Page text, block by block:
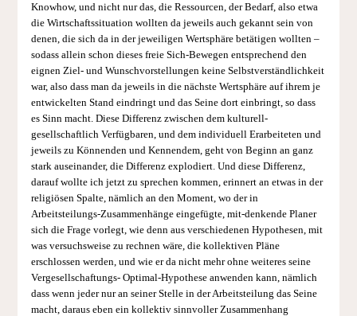
Knowhow, und nicht nur das, die Ressourcen, der Bedarf, also etwa
die Wirtschaftssituation wollten da jeweils auch gekannt sein von
denen, die sich da in der jeweiligen Wertsphäre betätigen wollten –
sodass allein schon dieses freie Sich-Bewegen entsprechend den
eignen Ziel- und Wunschvorstellungen keine Selbstverständlichkeit
war, also dass man da jeweils in die nächste Wertsphäre auf ihrem je
entwickelten Stand eindringt und das Seine dort einbringt, so dass
es Sinn macht. Diese Differenz zwischen dem kulturell-
gesellschaftlich Verfügbaren, und dem individuell Erarbeiteten und
jeweils zu Könnenden und Kennendem, geht von Beginn an ganz
stark auseinander, die Differenz explodiert. Und diese Differenz,
darauf wollte ich jetzt zu sprechen kommen, erinnert an etwas in der
religiösen Spalte, nämlich an den Moment, wo der in
Arbeitsteilungs-Zusammenhänge eingefügte, mit-denkende Planer
sich die Frage vorlegt, wie denn aus verschiedenen Hypothesen, mit
was versuchsweise zu rechnen wäre, die kollektiven Pläne
erschlossen werden, und wie er da nicht mehr ohne weiteres seine
Vergesellschaftungs- Optimal-Hypothese anwenden kann, nämlich
dass wenn jeder nur an seiner Stelle in der Arbeitsteilung das Seine
macht, daraus eben ein kollektiv sinnvoller Zusammenhang